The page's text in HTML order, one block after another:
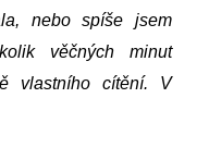
nebo spíše jsem
věčných minut
vlastního cítění. V